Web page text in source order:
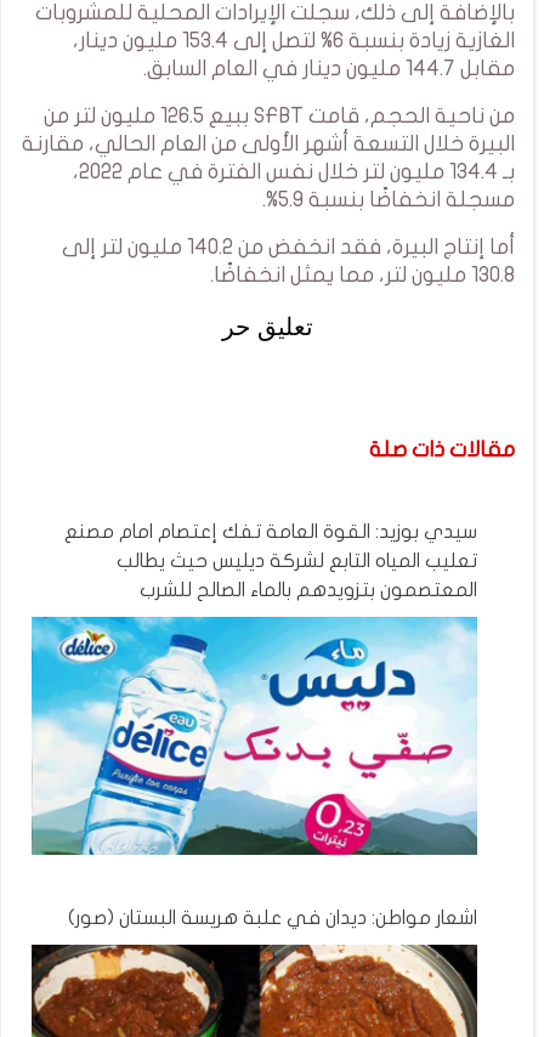
بالإضافة إلى ذلك، سجلت الإيرادات المحلية للمشروبات
الغازية زيادة بنسبة 6% لتصل إلى 153.4 مليون دينار،
مقابل 144.7 مليون دينار في العام السابق.
من ناحية الحجم، قامت SFBT ببيع 126.5 مليون لتر من
البيرة خلال التسعة أشهر الأولى من العام الحالي، مقارنة
بـ 134.4 مليون لتر خلال نفس الفترة في عام 2022،
مسجلة انخفاضًا بنسبة 5.9%.
أما إنتاج البيرة، فقد انخفض من 140.2 مليون لتر إلى
130.8 مليون لتر، مما يمثل انخفاضًا.
تعليق حر
مقالات ذات صلة
سيدي بوزيد: القوة العامة تفك إعتصام امام مصنع
تعليب المياه التابع لشركة ديليس حيث يطالب
المعتصمون بتزويدهم بالماء الصالح للشرب
اشعار مواطن: ديدان في علبة هريسة البستان (صور)